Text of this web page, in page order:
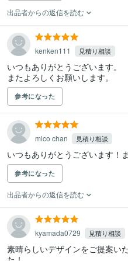
出品者からの返信を読む
kenken111 見積り相談
いつもありがとうございます。
またよろしくお願いします。
参考になった
mico chan 見積り相談
いつもありがとうございます！
参考になった
出品者からの返信を読む
kyamada0729 見積り相談
素晴らしいデザインをご提案い